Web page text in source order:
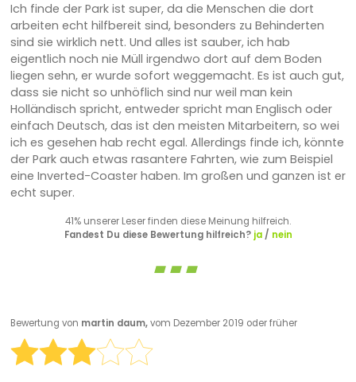
Ich finde der Park ist super, da die Menschen die dort
arbeiten echt hilfbereit sind, besonders zu Behinderten
sind sie wirklich nett. Und alles ist sauber, ich hab
eigentlich noch nie Müll irgendwo dort auf dem Boden
liegen sehn, er wurde sofort weggemacht. Es ist auch gut,
dass sie nicht so unhöflich sind nur weil man kein
Holländisch spricht, entweder spricht man Englisch oder
einfach Deutsch, das ist den meisten Mitarbeitern, so wei
ich es gesehen hab recht egal. Allerdings finde ich, könnte
der Park auch etwas rasantere Fahrten, wie zum Beispiel
eine Inverted-Coaster haben. Im großen und ganzen ist er
echt super.
41% unserer Leser finden diese Meinung hilfreich.
Fandest Du diese Bewertung hilfreich? ja/ nein
Bewertung von martin daum,vom Dezember 2019 oder früher